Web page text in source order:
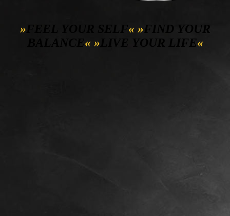
» « » FIND YOUR
BALANCE « » LIVE YOUR LIFE«